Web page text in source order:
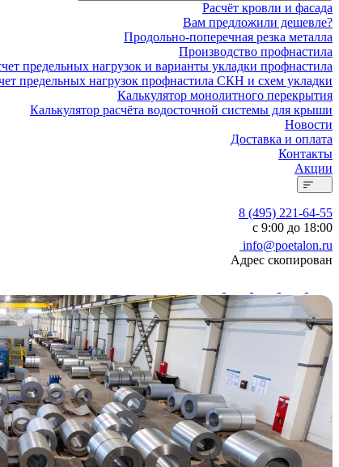
Расчёт кровли и фасада
Вам предложили дешевле?
Продольно-поперечная резка металла
Производство профнастила
предельных нагрузок и варианты укладки профнастила
предельных нагрузок профнастила СКН и схем укладки
Калькулятор монолитного перекрытия
Калькулятор расчёта водосточной системы для крыши
Новости
Доставка и оплата
Контакты
Акции
8 (495) 221-64-55
с 9:00 до 18:00
info@poetalon.ru
Адрес скопирован